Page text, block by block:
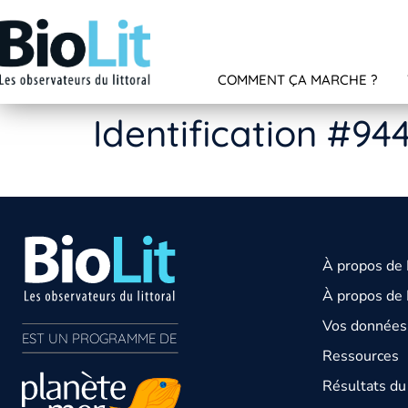
COMMENT ÇA MARCHE ?
Identification
EST UN PROGRAMME DE
À propos de
À propos de
Vos
Ressources
Résultats